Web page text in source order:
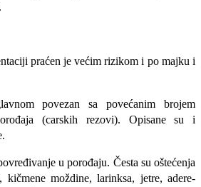
praćen je većim rizikom i po majku i
povezan sa povećanim brojem
(carskih rezovi). Opisane su i
u porođaju. Česta su oštećenja
kičmene moždine, larinksa, jetre, adere-